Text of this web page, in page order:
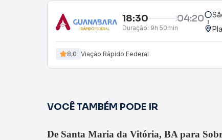
18:30 04:20
Duração: 9h 50min
8,0 Viação Rápido Federal
VOCÊ TAMBÉM PODE IR
De Santa Maria da Vitória, BA para